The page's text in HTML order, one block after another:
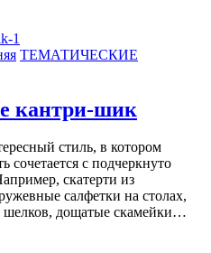
ТЕМАТИЧЕСКИЕ
кантри-шик
стиль, в котором
сочетается с подчеркнуто
скатерти из
салфетки на столах,
шелков, дощатые скамейки…